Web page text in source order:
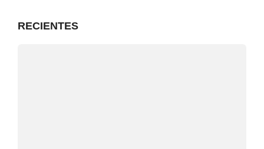
RECIENTES